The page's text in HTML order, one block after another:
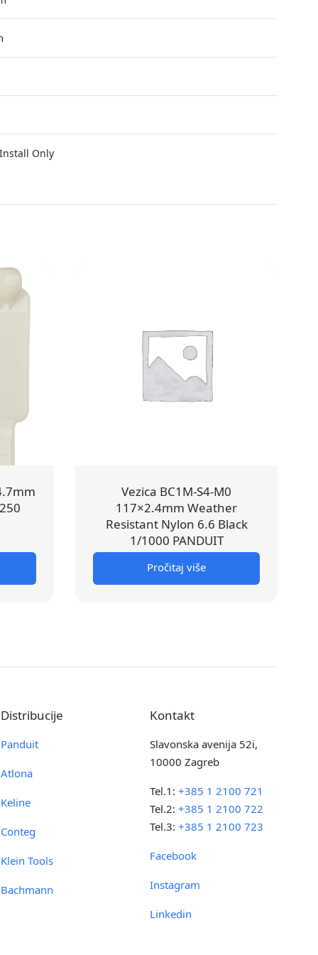
Only
Vezica BC1M-S4-M0
117×2.4mm Weather
Resistant Nylon 6.6 Black
1/1000 PANDUIT
Pročitaj više
Distribucije
Panduit
Atlona
Keline
Conteg
Klein Tools
Bachmann
Kontakt
Slavonska avenija 52i,
10000 Zagreb
Tel.1:+385 1 2100 721
Tel.2:+385 1 2100 722
Tel.3:+385 1 2100 723
Facebook
Instagram
Linkedin